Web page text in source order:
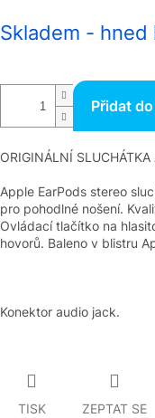
cena:
Skladem - hned
Přidat
ORIGINÁLNÍ
Apple EarPods stereo
pro pohodlné nošení.
Ovládací tlačítko na
hovorů. Baleno v blistru
Konektor audio jack.
TISK ZEPTAT SE